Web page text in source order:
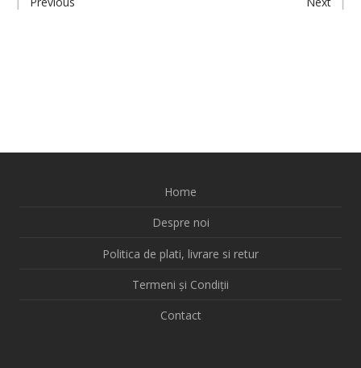
Home
Despre noi
Politica de plati, livrare si retur
Termeni și Condiții
Contact